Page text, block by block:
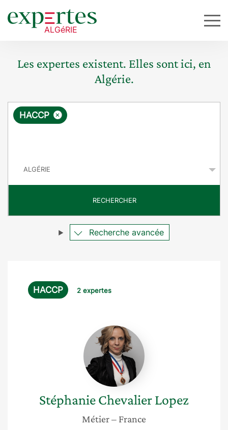
Les expertes existent. Elles sont ici, en
Algérie.
R
ê
e
×
HACCP
RECHERCHER
Recherche avancée
HACCP 2 expertes
Stéphanie
Chevalier
Lopez
StéphanieChevalier Lopez
Métier– France